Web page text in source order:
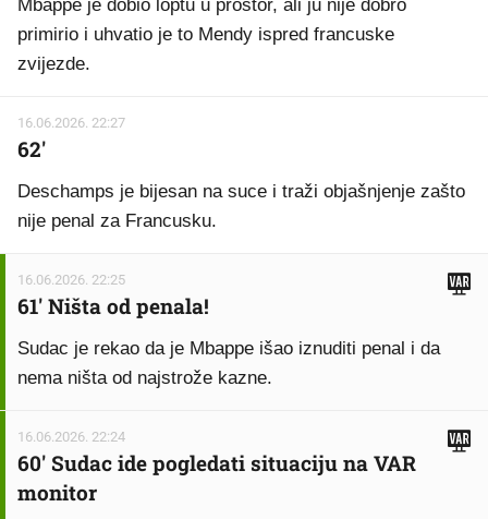
Mbappe je dobio loptu u prostor, ali ju nije dobro
primirio i uhvatio je to Mendy ispred francuske
zvijezde.
16.06.2026. 22:27
62'
Deschamps je bijesan na suce i traži objašnjenje zašto
nije penal za Francusku.
16.06.2026. 22:25
61' Ništa od penala!
Sudac je rekao da je Mbappe išao iznuditi penal i da
nema ništa od najstrože kazne.
16.06.2026. 22:24
60' Sudac ide pogledati situaciju na VAR
monitor